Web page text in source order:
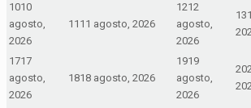
1010
agosto,
2026
11 11 agosto, 2026
1212
agosto,
2026
13
1717
agosto,
2026
1818 agosto, 2026
1919
agosto,
2026
20